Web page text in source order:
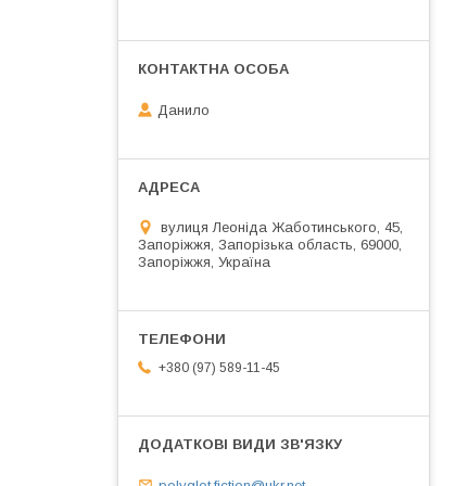
Данило
вулиця Леоніда Жаботинського, 45,
Запоріжжя, Запорізька область, 69000,
Запоріжжя, Україна
+380 (97) 589-11-45